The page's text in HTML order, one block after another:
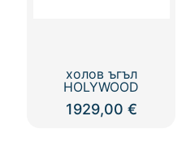
холов ъгъл
HOLYWOOD
1929,00 €